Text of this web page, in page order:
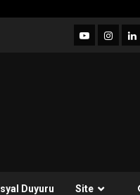
YouTube
Duyuru Site